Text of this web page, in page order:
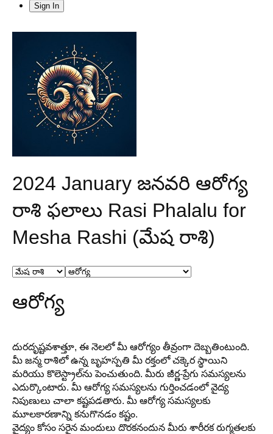
Sign In
2024 January జనవరి ఆరోగ్య
రాశి ఫలాలు Rasi Phalalu for
Mesha Rashi (మేష రాశి)
ఆరోగ్య
దురదృష్టవశాత్తూ, ఈ నెలలో మీ ఆరోగ్యం తీవ్రంగా దెబ్బతింటుంది.
మీ జన్మ రాశిలో ఉన్న బృహస్పతి మీ రక్తంలో చక్కెర స్థాయిని
మరియు కొలెస్ట్రాల్‌ను పెంచుతుంది. మీరు జీర్ణ-ప్రేగు సమస్యలను
ఎదుర్కొంటారు. మీ ఆరోగ్య సమస్యలను గుర్తించడంలో వైద్య
నిపుణులు చాలా కష్టపడతారు. మీ ఆరోగ్య సమస్యలకు
మూలకారణాన్ని కనుగొనడం కష్టం.
వైద్యం కోసం సరైన మందులు దొరకనందున మీరు శారీరక రుగ్మతలకు